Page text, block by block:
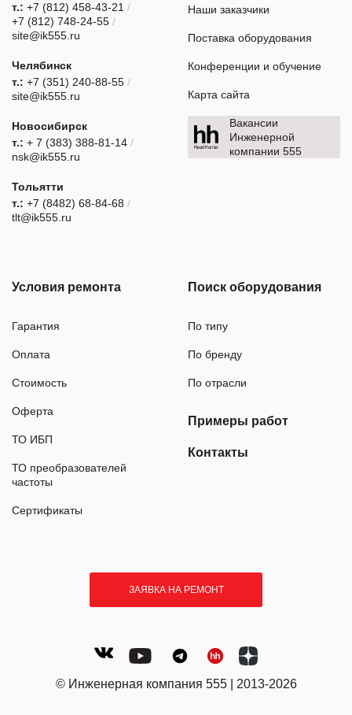
т.: +7 (812) 458-43-21 /
+7 (812) 748-24-55 /
site@ik555.ru
Челябинск
т.: +7 (351) 240-88-55 /
site@ik555.ru
Новосибирск
т.: + 7 (383) 388-81-14 /
nsk@ik555.ru
Тольятти
т.: +7 (8482) 68-84-68 /
tlt@ik555.ru
Наши заказчики
Поставка оборудования
Конференции и обучение
Карта сайта
Вакансии
Инженерной
компании 555
Условия ремонта
Гарантия
Оплата
Стоимость
Оферта
ТО ИБП
ТО преобразователей
частоты
Сертификаты
Поиск оборудования
По типу
По бренду
По отрасли
Примеры работ
Контакты
ЗАЯВКА НА РЕМОНТ
© Инженерная компания 555 | 2013-2026